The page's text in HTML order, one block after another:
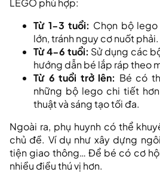
LEGO phù hợp:
Từ 1-3 tuổi: Chọn bộ
lớn, tránh nguy cơ nuốt phải.
Từ 4-6 tuổi: Sử dụng các
hướng dẫn bé lắp ráp theo
Từ 6 tuổi trở lên: Bé có
những bộ lego chi tiết
thuật và sáng tạo tối đa.
Ngoài ra, phụ huynh có thể
chủ đề. Ví dụ như xây dựng
tiện giao thông… Để bé có cơ
nhiều điều thú vị hơn.